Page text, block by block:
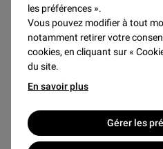
les préférences ».
Vous pouvez modifier à tout
notamment retirer votre
cookies, en cliquant sur «
du site.
En savoir plus
Gérer les
Mais qui est la
collections du
Dans Contenu
Une Minute au
Dans Louvre+